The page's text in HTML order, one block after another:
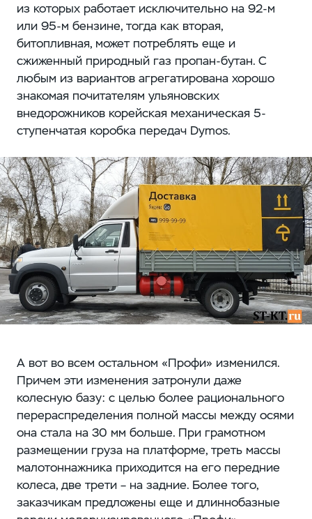
из которых работает исключительно на 92-м
или 95-м бензине, тогда как вторая,
битопливная, может потреблять еще и
сжиженный природный газ пропан-бутан. С
любым из вариантов агрегатирована хорошо
знакомая почитателям ульяновских
внедорожников корейская механическая 5-
ступенчатая коробка передач Dymos.
А вот во всем остальном «Профи» изменился.
Причем эти изменения затронули даже
колесную базу: с целью более рационального
перераспределения полной массы между осями
она стала на 30 мм больше. При грамотном
размещении груза на платформе, треть массы
малотоннажника приходится на его передние
колеса, две трети – на задние. Более того,
заказчикам предложены еще и длиннобазные